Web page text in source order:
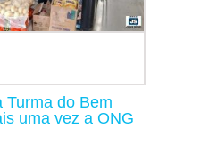
Turma do Bem
uma vez a ONG